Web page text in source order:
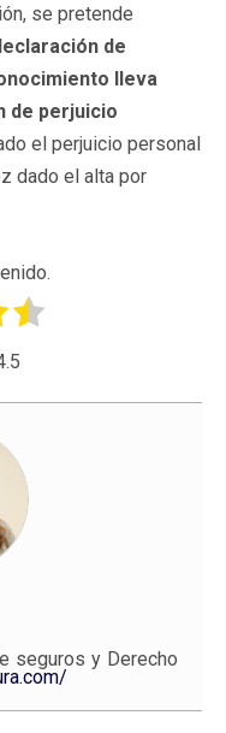
se pretende
de
lleva
de perjuicio
el perjuicio personal
dado el alta por
seguros y Derecho